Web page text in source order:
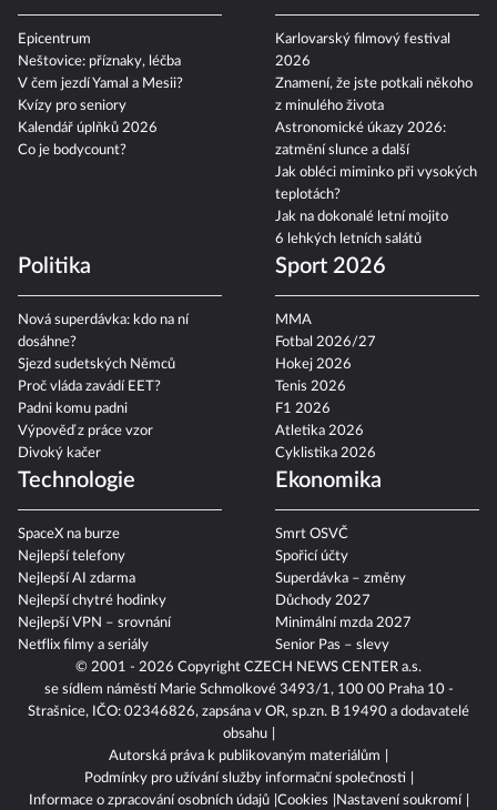
© 2001 - 2026 Copyright CZECH NEWS CENTER a.s.
se sídlem náměstí Marie Schmolkové 3493/1, 100 00 Praha 10 -
Strašnice, IČO: 02346826, zapsána v OR, sp.zn. B 19490 a dodavatelé
obsahu
Autorská práva k publikovaným materiálům
Podmínky pro užívání služby informační společnosti
Informace o zpracování osobních údajů Cookies Nastavení soukromí
Epicentrum
Neštovice: příznaky, léčba
V čem jezdí Yamal a Mesii?
Kvízy pro seniory
Kalendář úplňků 2026
Co je bodycount?
Karlovarský filmový festival
2026
Znamení, že jste potkali někoho
z minulého života
Astronomické úkazy 2026:
zatmění slunce a další
Jak obléci miminko při vysokých
teplotách?
Jak na dokonalé letní mojito
6 lehkých letních salátů
Politika
Nová superdávka: kdo na ní
dosáhne?
Sjezd sudetských Němců
Proč vláda zavádí EET?
Padni komu padni
Výpověď z práce vzor
Divoký kačer
Sport 2026
MMA
Fotbal 2026/27
Hokej 2026
Tenis 2026
F1 2026
Atletika 2026
Cyklistika 2026
Technologie
SpaceX na burze
Nejlepší telefony
Nejlepší AI zdarma
Nejlepší chytré hodinky
Nejlepší VPN – srovnání
Netflix filmy a seriály
Ekonomika
Smrt OSVČ
Spořicí účty
Superdávka – změny
Důchody 2027
Minimální mzda 2027
Senior Pas – slevy